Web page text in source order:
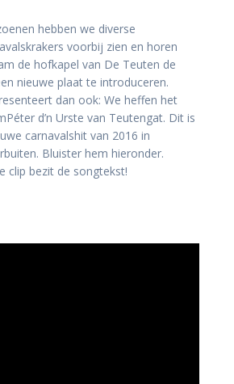
hebben we diverse
voorbij zien en horen
de hofkapel van De Teuten de
nieuwe plaat te introduceren.
dan ook: We heffen het
d’n Urste van Teutengat. Dit is
carnavalshit van 2016 in
Bluister hem hieronder.
clip bezit de songtekst!